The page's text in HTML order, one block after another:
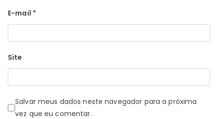
E-mail *
Site
Salvar meus dados neste navegador para a próxima
vez que eu comentar.